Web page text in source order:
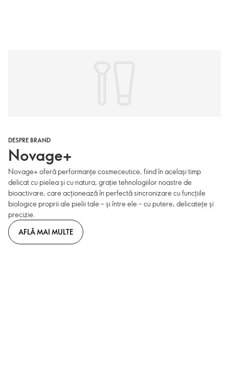
DESPRE BRAND
Novage+
Novage+ oferă performanțe cosmeceutice, fiind în același timp
delicat cu pielea și cu natura, grație tehnologiilor noastre de
bioactivare, care acționează în perfectă sincronizare cu funcțiile
biologice proprii ale pielii tale – și între ele – cu putere, delicatețe și
precizie.
AFLĂ MAI MULTE